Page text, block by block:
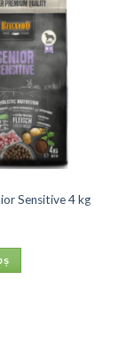
Sensitive 4 kg